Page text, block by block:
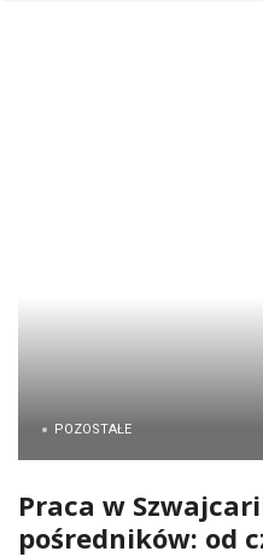
POZOSTAŁE
Praca w
pośredników: od